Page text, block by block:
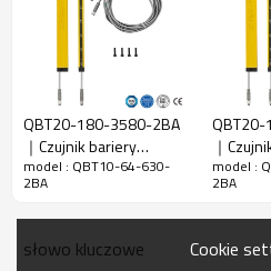
dokładność
18mm
Ilość belek
Zakres
działania
630 mm
Rozmiar
produktu
15mm*30mm*L,L to
odbiornika.
Odległość
wykrywania
30-3000 mm
QBT20-180-3580-2BA
｜Czujnik bariery
bezpieczeństwa｜
DADISICK
model : QBT10-64-630-
2BA
｜
DADISICK
model :
2BA
słowo kluczowe
Cookie